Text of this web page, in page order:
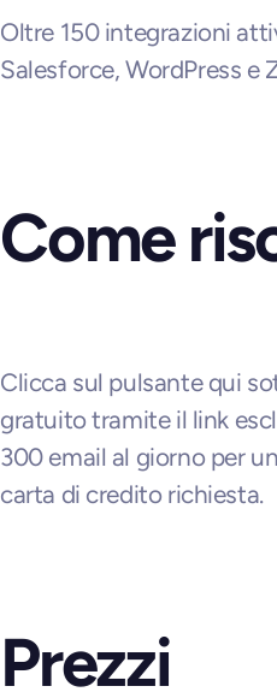
Oltre 150 integrazioni
Salesforce, WordPress e
Come
Clicca sul pulsante qui
gratuito tramite il link
300 email al giorno per
carta di credito richiesta.
Prezzi